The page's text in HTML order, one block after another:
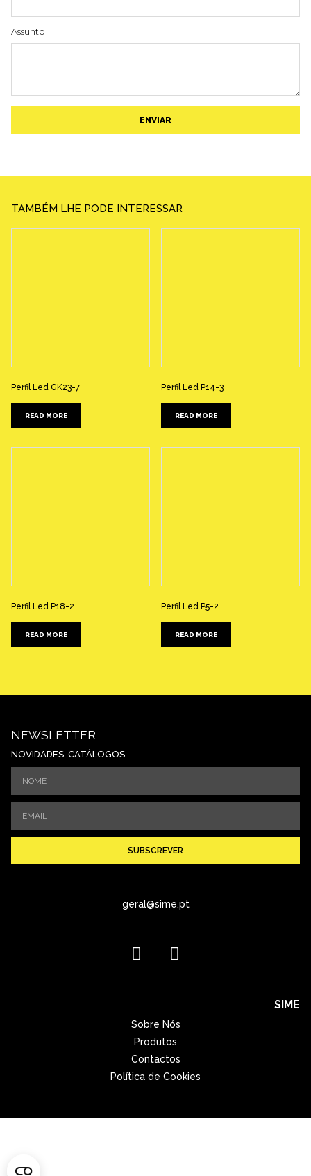
Assunto
ENVIAR
TAMBÉM LHE PODE INTERESSAR
Perfil Led GK23-7
READ MORE
Perfil Led P14-3
READ MORE
Perfil Led P18-2
READ MORE
Perfil Led P5-2
READ MORE
NEWSLETTER
NOVIDADES, CATÁLOGOS, ...
SUBSCREVER
geral@sime.pt
SIME
Sobre Nós
Produtos
Contactos
Política de Cookies